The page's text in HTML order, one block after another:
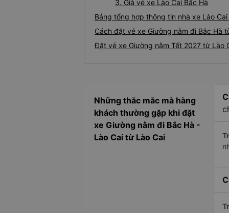
3. Giá vé xe Lào Cai Bắc Hà
Bảng tổng hợp thông tin nhà xe Lào Cai
Cách đặt vé xe Giường nằm đi Bắc Hà
Đặt vé xe Giường nằm Tết 2027 từ Lào
Những thắc mắc mà hàng
khách thường gặp khi đặt
xe Giường nằm đi Bắc Hà -
Lào Cai từ Lào Cai